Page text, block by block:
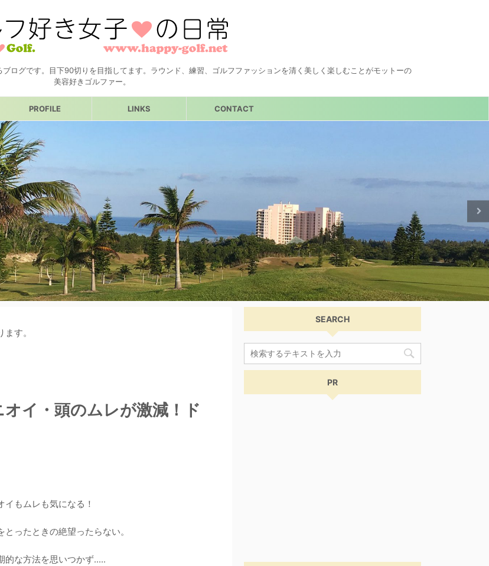
ログです。目下90切りを目指してます。ラウンド、練習、ゴルフファッションを清く美しく楽しむことがモットーの
美容好きゴルファー。
PROFILE LINKS CONTACT
す。
イ・頭のムレが激減！ド
もムレも気になる！
ったときの絶望ったらない。
的な方法を思いつかず.....
SEARCH
PR